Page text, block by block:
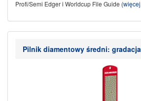
Profi/Semi Edger i Worldcup File Guide
Pilnik diamentowy średni: